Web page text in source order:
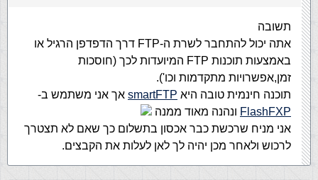
תשובה
אתה יכול להתחבר לשרת ה-FTP דרך הדפדפן הרגיל או
באמצעות תוכנות FTP המיועדות לכך (חוסכות
זמן,אפשרויות מתקדמות וכו').
תוכנה חינמית טובה היא smartFTP אך אני משתמש ב-
FlashFXP ונהנה מאוד ממנה
אני מניח שרכשת כבר אכסון בתשלום כך שאם לא תצטרך
לרכוש ולאחר מכן יהיה לך לאן לעלות את הקבצים.